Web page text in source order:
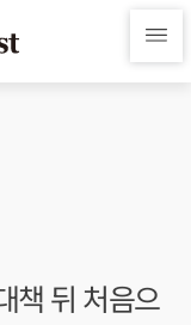
책 뒤 처음으